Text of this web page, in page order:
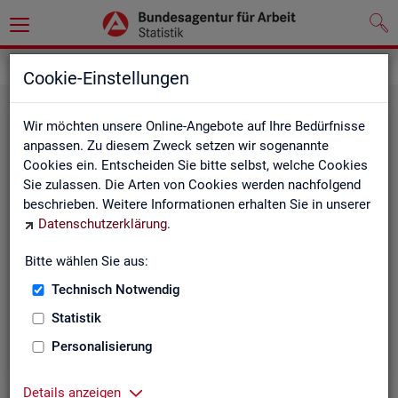
Cookie-Einstellungen
Wir möchten unsere Online-Angebote auf Ihre Bedürfnisse
anpassen. Zu diesem Zweck setzen wir sogenannte
Cookies ein. Entscheiden Sie bitte selbst, welche Cookies
Sie zulassen. Die Arten von Cookies werden nachfolgend
beschrieben. Weitere Informationen erhalten Sie in unserer
Datenschutzerklärung.
Bitte wählen Sie aus:
Technisch Notwendig
Statistik
Personalisierung
Details anzeigen
Der Bericht gibt einen Überblick über die aktuelle
Entwicklung am Arbeits- und Ausbildungsmarkt in